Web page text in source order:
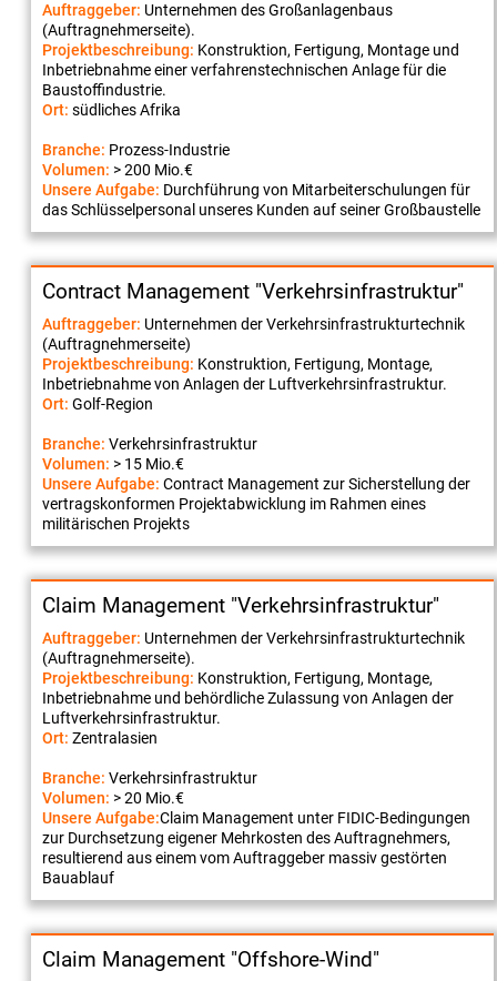
Auftraggeber: Unternehmen des Großanlagenbaus
(Auftragnehmerseite).
Projektbeschreibung: Konstruktion, Fertigung, Montage und
Inbetriebnahme einer verfahrenstechnischen Anlage für die
Baustoffindustrie.
Ort: südliches Afrika
Branche: Prozess-Industrie
Volumen: > 200 Mio.€
Unsere Aufgabe: Durchführung von Mitarbeiterschulungen für
das Schlüsselpersonal unseres Kunden auf seiner Großbaustelle
Contract Management "Verkehrsinfrastruktur"
Auftraggeber: Unternehmen der Verkehrsinfrastrukturtechnik
(Auftragnehmerseite)
Projektbeschreibung: Konstruktion, Fertigung, Montage,
Inbetriebnahme von Anlagen der Luftverkehrsinfrastruktur.
Ort: Golf-Region
Branche: Verkehrsinfrastruktur
Volumen: > 15 Mio.€
Unsere Aufgabe: Contract Management zur Sicherstellung der
vertragskonformen Projektabwicklung im Rahmen eines
militärischen Projekts
Claim Management "Verkehrsinfrastruktur"
Auftraggeber: Unternehmen der Verkehrsinfrastrukturtechnik
(Auftragnehmerseite).
Projektbeschreibung: Konstruktion, Fertigung, Montage,
Inbetriebnahme und behördliche Zulassung von Anlagen der
Luftverkehrsinfrastruktur.
Ort: Zentralasien
Branche: Verkehrsinfrastruktur
Volumen: > 20 Mio.€
Unsere Aufgabe:Claim Management unter FIDIC-Bedingungen
zur Durchsetzung eigener Mehrkosten des Auftragnehmers,
resultierend aus einem vom Auftraggeber massiv gestörten
Bauablauf
Claim Management "Offshore-Wind"